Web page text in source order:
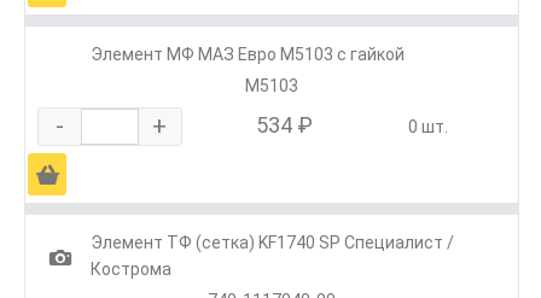
Элемент МФ МАЗ Евро М5103 с гайкой
М5103
- + 534 ₽ 0 шт.
Ä
1
Элемент ТФ (сетка) KF1740 SP Специалист /
Кострома